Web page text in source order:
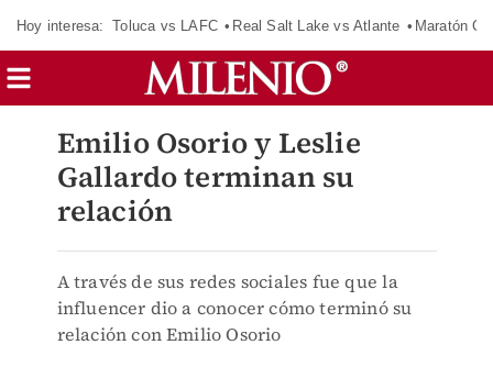
Hoy interesa: Toluca vs LAFC Real Salt Lake vs Atlante Maratón
Emilio Osorio y Leslie
Gallardo terminan su
relación
A través de sus redes sociales fue que la
influencer dio a conocer cómo terminó su
relación con Emilio Osorio